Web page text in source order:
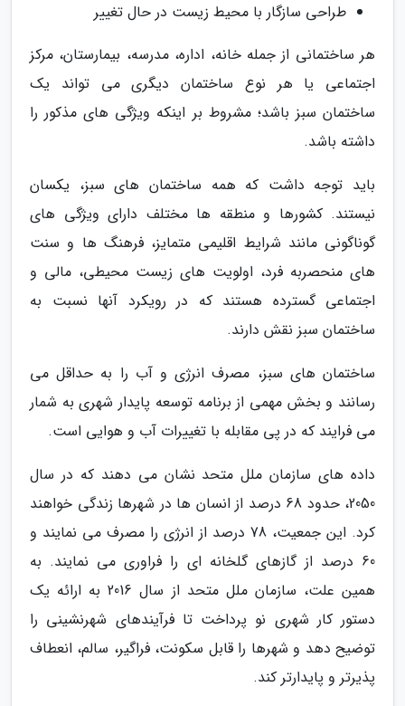
طراحی سازگار با محیط زیست در حال تغییر
هر ساختمانی از جمله خانه، اداره، مدرسه، بیمارستان، مرکز
اجتماعی یا هر نوع ساختمان دیگری می تواند یک
ساختمان سبز باشد؛ مشروط بر اینکه ویژگی های مذکور را
داشته باشد.
باید توجه داشت که همه ساختمان های سبز، یکسان
نیستند. کشورها و منطقه ها مختلف دارای ویژگی های
گوناگونی مانند شرایط اقلیمی متمایز، فرهنگ ها و سنت
های منحصربه فرد، اولویت های زیست محیطی، مالی و
اجتماعی گسترده هستند که در رویکرد آنها نسبت به
ساختمان سبز نقش دارند.
ساختمان های سبز، مصرف انرژی و آب را به حداقل می
رسانند و بخش مهمی از برنامه توسعه پایدار شهری به شمار
می فرایند که در پی مقابله با تغییرات آب و هوایی است.
داده های سازمان ملل متحد نشان می دهند که در سال
2050، حدود 68 درصد از انسان ها در شهرها زندگی خواهند
کرد. این جمعیت، 78 درصد از انرژی را مصرف می نمایند و
60 درصد از گازهای گلخانه ای را فراوری می نمایند. به
همین علت، سازمان ملل متحد از سال 2016 به ارائه یک
دستور کار شهری نو پرداخت تا فرآیندهای شهرنشینی را
توضیح دهد و شهرها را قابل سکونت، فراگیر، سالم، انعطاف
پذیرتر و پایدارتر کند.